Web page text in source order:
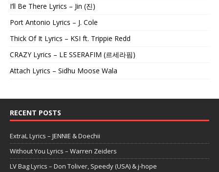
I’ll Be There Lyrics – Jin (진)
Port Antonio Lyrics – J. Cole
Thick Of It Lyrics – KSI ft. Trippie Redd
CRAZY Lyrics – LE SSERAFIM (르세라핌)
Attach Lyrics – Sidhu Moose Wala
RECENT POSTS
ExtraL Lyrics – JENNIE & Doechii
Without You Lyrics – Warren Zeiders
LV Bag Lyrics – Don Toliver, Speedy (USA) & j-hope